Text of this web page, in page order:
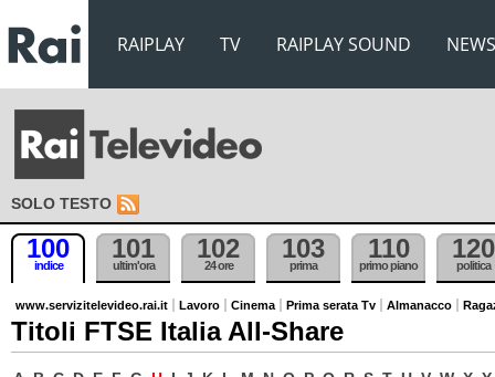
RAIPLAY TV RAIPLAY SOUND NEWS
SOLO TESTO
100
indice
101
ultim'ora
102
24 ore
103
prima
110
primo piano
120
politica
www.servizitelevideo.rai.it Lavoro Cinema Prima serata Tv Almanacco
Titoli FTSE Italia All-Share